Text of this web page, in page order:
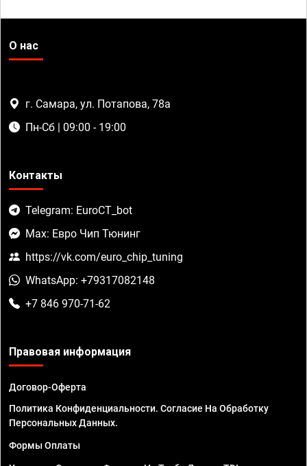
О нас
г. Самара, ул. Потапова, 78а
Пн-Сб | 09:00 - 19:00
Контакты
Telegram: EuroCT_bot
Max: Евро Чип Тюнинг
https://vk.com/euro_chip_tuning
WhatsApp: +79317082148
+7 846 970-71-62
Правовая информация
Договор-Оферта
Политика Конфиденциальности. Согласие На Обработку
Персональных Данных.
Формы Оплаты